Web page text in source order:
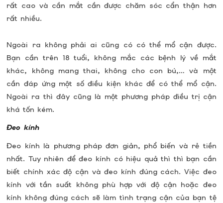
rất cao và cần mắt cần được chăm sóc cẩn thận hơn
rất nhiều.
Ngoài ra không phải ai cũng có có thể mổ cận được.
Bạn cần trên 18 tuổi, không mắc các bệnh lý về mắt
khác, không mang thai, không cho con bú,… và một
cần đáp ứng một số điều kiện khác để có thể mổ cận.
Ngoài ra thì đây cũng là một phương pháp điều trị cận
khá tốn kém.
Đeo kính
Đeo kính là phương pháp đơn giản, phổ biến và rẻ tiền
nhất. Tuy nhiên để đeo kính có hiệu quả thì thì bạn cần
biết chính xác độ cận và đeo kính đúng cách. Việc đeo
kính với tần suất không phù hợp với độ cận hoặc đeo
kính không đúng cách sẽ làm tình trạng cận của bạn tệ